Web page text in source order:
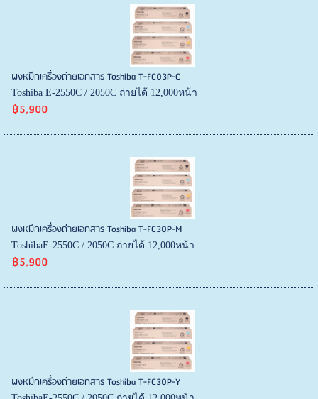
ผงหมึกเครื่องถ่ายเอกสาร Toshiba T-FC03P-C
Toshiba E-2550C / 2050C ถ่ายได้ 12,000หน้า
฿5,900
ผงหมึกเครื่องถ่ายเอกสาร Toshiba T-FC30P-M
ToshibaE-2550C / 2050C ถ่ายได้ 12,000หน้า
฿5,900
ผงหมึกเครื่องถ่ายเอกสาร Toshiba T-FC30P-Y